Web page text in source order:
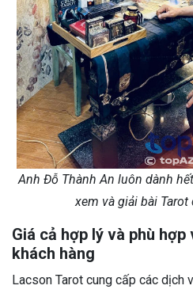
Anh Đỗ Thành An luôn dành
xem và giải bài
Giá cả hợp lý và phù
khách hàng
Lacson Tarot cung cấp các dịch